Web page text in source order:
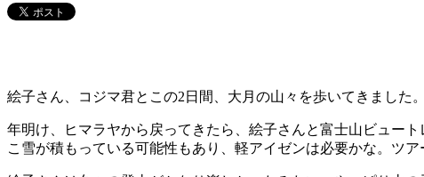
絵子さん、コジマ君とこの2日間、大月の山々を歩いてきました
年明け、ヒマラヤから戻ってきたら、絵子さんと富士山ビュー
こ雪が積もっている可能性もあり、軽アイゼンは必要かな。ツ